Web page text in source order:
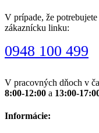
V prípade, že
zákaznícku linku:
0948 100 499
V pracovných dňoch v
8:00-12:00 a 13:00-
Informácie: